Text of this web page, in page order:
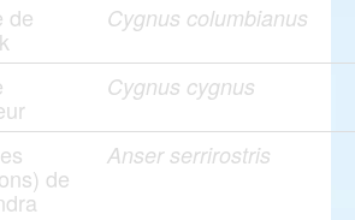
de Cygnus columbianus
Cygnus cygnus
de
Anser serrirostris